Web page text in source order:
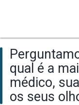
qual é a
médico,
os seus